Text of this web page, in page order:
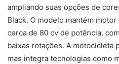
ampliando suas opções de
Black. O modelo mantém
cerca de 80 cv de potência,
baixas rotações. A motocicleta
mas integra tecnologias como